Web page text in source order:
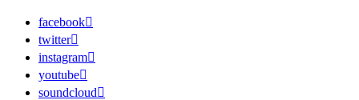
facebook
twitter
instagram
youtube
soundcloud